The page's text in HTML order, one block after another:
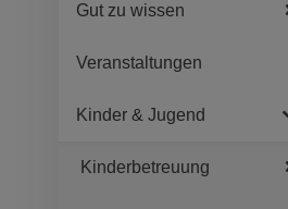
Gut zu wissen
Veranstaltungen
Kinder & Jugend
Kinderbetreuung